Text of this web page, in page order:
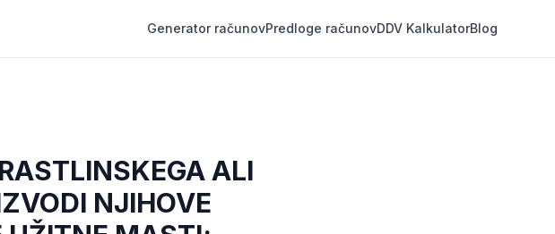
Generator računovPredloge računovDDV KalkulatorBlog
ALI
NJIHOVE